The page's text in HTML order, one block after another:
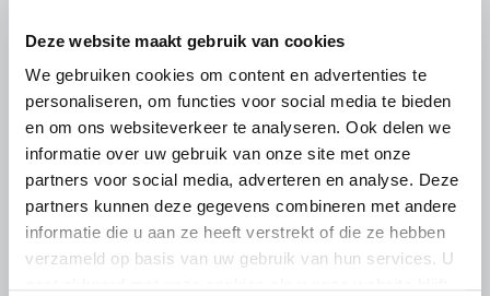
Deze website maakt gebruik van cookies
We gebruiken cookies om content en advertenties te
personaliseren, om functies voor social media te bieden
en om ons websiteverkeer te analyseren. Ook delen we
informatie over uw gebruik van onze site met onze
partners voor social media, adverteren en analyse. Deze
partners kunnen deze gegevens combineren met andere
informatie die u aan ze heeft verstrekt of die ze hebben
verzameld op basis van uw gebruik van hun services. U
LTO LOBBY
16 JULI 2026
LTO Nederland over Evaluatie
Nitraatrichtlijn: gemiste kans om